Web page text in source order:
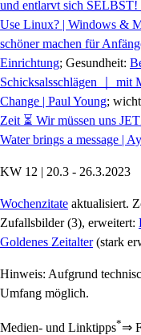
und entlarvt sich
Use Linux? | Windows &
schöner machen für
Einrichtung; Gesundheit:
Schicksalsschlägen ｜ mit
Change | Paul Young;
Zeit ⏳ Wir müssen uns
Water brings a message |
KW 12 | 20.3 - 26.3.2023
Wochenzitate aktualisiert.
Zufallsbilder (3), erweitert:
Goldenes Zeitalter(stark
Hinweis: Aufgrund
Umfang möglich.
Medien- und Linktipps*⇒